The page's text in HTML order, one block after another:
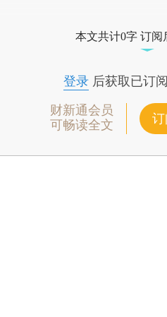
本文共计0字 订阅
登录后获取已订
财新通会员
可畅读全文